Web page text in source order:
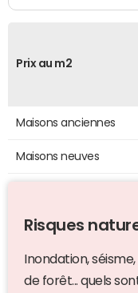
Prix au m2
Maisons anciennes
Maisons neuves
Risques
Inondation,
de forêt... quels